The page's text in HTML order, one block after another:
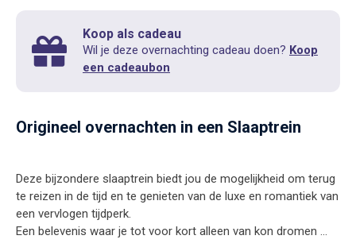
Koop als cadeau
Wil je deze overnachting cadeau doen? Koop
een cadeaubon
Origineel overnachten in een Slaaptrein
Deze bijzondere slaaptrein biedt jou de mogelijkheid om terug
te reizen in de tijd en te genieten van de luxe en romantiek van
een vervlogen tijdperk.
Een belevenis waar je tot voor kort alleen van kon dromen ...